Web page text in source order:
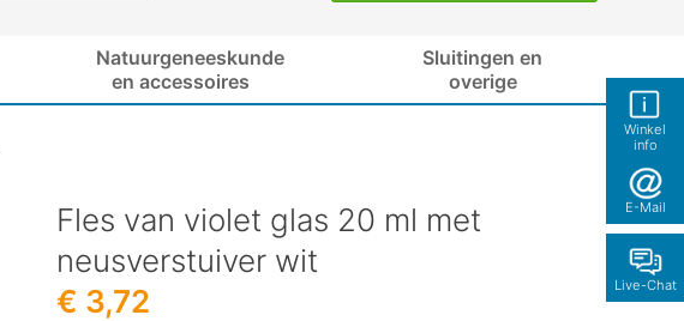
Winkel
info
E-Mail
Live-Chat
Natuurgeneeskunde
en accessoires
Sluitingen en
overige
Fles van violet glas 20 ml met
neusverstuiver wit
€ 3,72